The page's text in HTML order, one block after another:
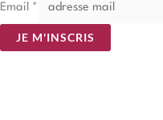
Email *
JE M'INSCRIS